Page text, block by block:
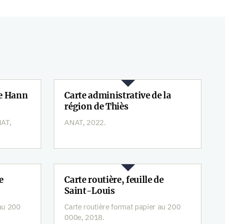
Hann
Carte administrative de la
région de Thiès
ANAT, 2022.
200
Carte routière, feuille de
Saint-Louis
Carte routière format papier au 200
000e, 2018.